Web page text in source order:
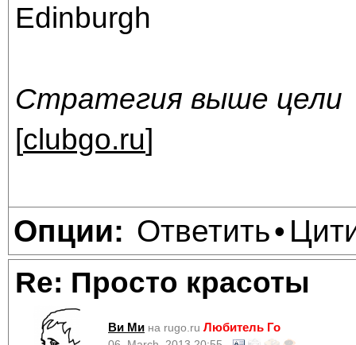
Edinburgh
Стратегия выше цели
[clubgo.ru]
Опции: Ответить•
Re: Просто красоты
Ви Ми на rugo.ru Любитель Го